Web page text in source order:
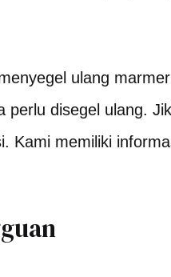
ulang
perlu disegel ulang.
Kami memiliki